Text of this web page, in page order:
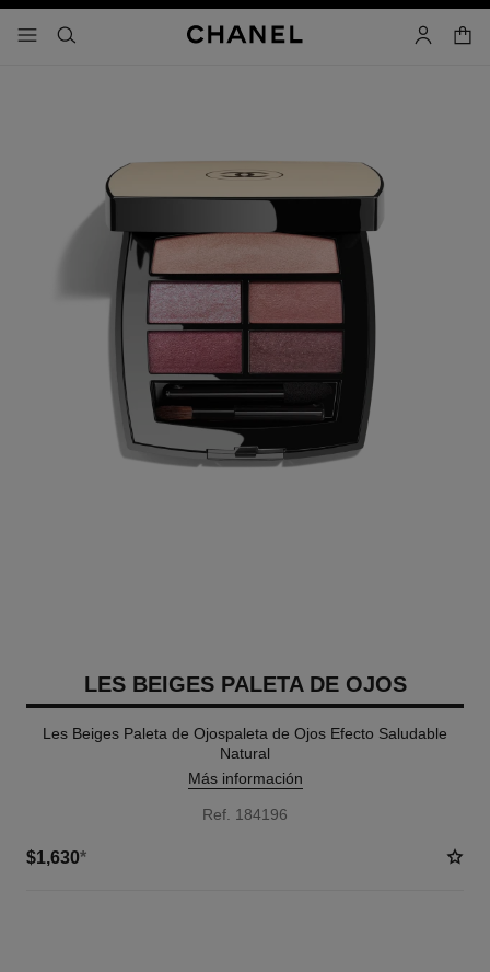
- navegación principal
buscar cuenta
carrito
LES BEIGES PALETA DE OJOS
Les Beiges Paleta de Ojospaleta de Ojos Efecto Saludable
Natural
Más información
Ref. 184196
$1,630*